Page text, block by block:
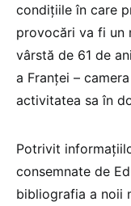
condițiile în care
provocări va fi un
vârstă de 61 de
a Franței –
activitatea sa în
Potrivit
consemnate de
bibliografia a noii